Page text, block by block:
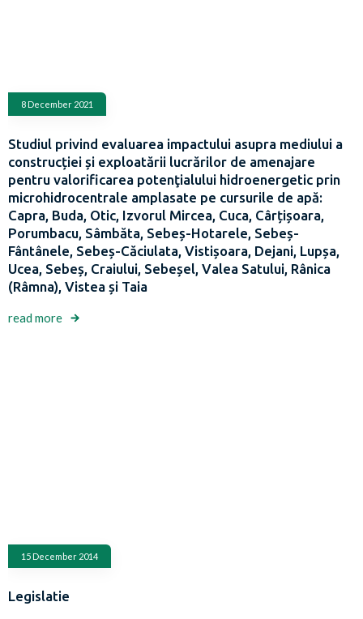
8 December 2021
Studiul privind evaluarea impactului asupra mediului a
construcției și exploatării lucrărilor de amenajare
pentru valorificarea potenţialului hidroenergetic prin
microhidrocentrale amplasate pe cursurile de apă:
Capra, Buda, Otic, Izvorul Mircea, Cuca, Cârțișoara,
Porumbacu, Sâmbăta, Sebeș-Hotarele, Sebeș-
Fântânele, Sebeș-Căciulata, Vistișoara, Dejani, Lupșa,
Ucea, Sebeș, Craiului, Sebeșel, Valea Satului, Rânica
(Râmna), Vistea și Taia
read more
15 December 2014
Legislatie